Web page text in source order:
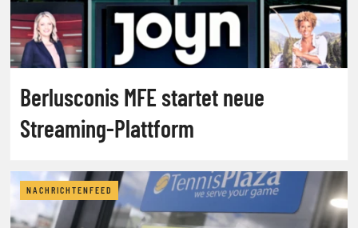
Berlusconis MFE startet neue
Streaming-Plattform
NACHRICHTENFEED